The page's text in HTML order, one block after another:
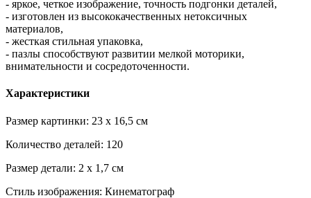
- яркое, четкое изображение, точность подгонки деталей,
- изготовлен из высококачественных нетоксичных
материалов,
- жесткая стильная упаковка,
- пазлы способствуют развитии мелкой моторики,
внимательности и сосредоточенности.
Характеристики
Размер картинки: 23 x 16,5 см
Количество деталей: 120
Размер детали: 2 x 1,7 см
Стиль изображения: Кинематограф